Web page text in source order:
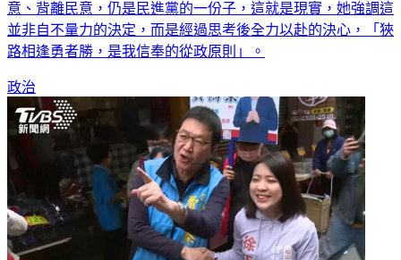
意、背離民意，仍是民進黨的一份子，這就是現實，她強調這
並非自不量力的決定，而是經過思考後全力以赴的決心，「狹
路相逢勇者勝，是我信奉的從政原則」。
政治